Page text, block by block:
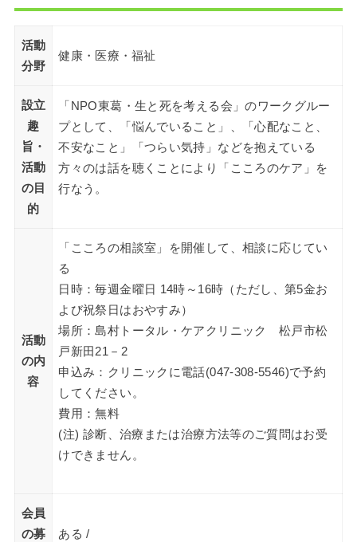
活動
分野
健康・医療・福祉
設立
趣
旨・
活動
の目
的
「NPO東葛・生と死を考える会」のワークグルー
プとして、「悩んでいること」、「心配なこと、
不安なこと」「つらい気持」などを抱えている
方々のは話を聴くことにより「こころのケア」を
行なう。
活動
の内
容
「こころの相談室」を開催して、相談に応じてい
る
日時：毎週金曜日 14時～16時（ただし、第5金お
よび祝祭日はおやすみ）
場所：島村トータル・ケアクリニック 松戸市松
戸新田21－2
申込み：クリニックに電話(047-308-5546)で予約
してください。
費用：無料
(注) 診断、治療または治療方法等のご質問はお受
けできません。
会員
の募
ある /